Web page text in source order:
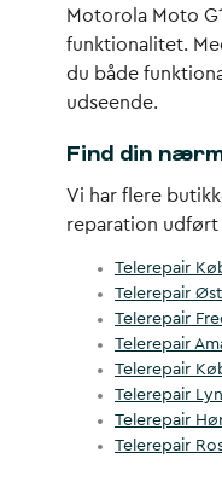
Motorola Moto
funktionalitet.
du både
udseende.
Find din
Vi har flere
reparation
Telerepair
Telerepair
Telerepair
Telerepair
Telerepair
Telerepair
Telerepair
Telerepair